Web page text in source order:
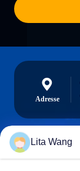
Adresse
Lita Wang